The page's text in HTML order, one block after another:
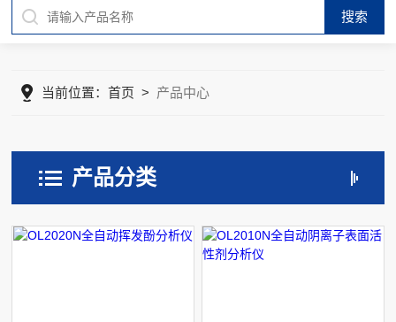
当前位置：首页 > 产品中心
产品分类